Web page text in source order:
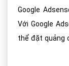
Google
Với Google
thể đặt quảng